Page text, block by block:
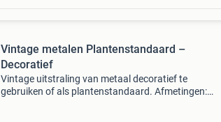
Vintage metalen Plantenstandaard –
Decoratief
Vintage uitstraling van metaal decoratief te
gebruiken of als plantenstandaard. Afmetingen: